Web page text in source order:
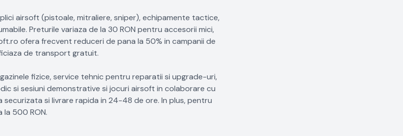
airsoft (pistoale, mitraliere, sniper), echipamente tactice,
Preturile variaza de la 30 RON pentru accesorii mici,
ofera frecvent reduceri de pana la 50% in campanii de
de transport gratuit.
fizice, service tehnic pentru reparatii si upgrade-uri,
si sesiuni demonstrative si jocuri airsoft in colaborare cu
si livrare rapida in 24-48 de ore. In plus, pentru
500 RON.